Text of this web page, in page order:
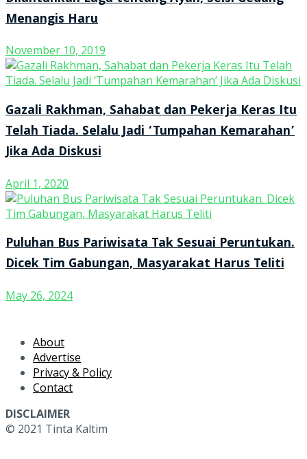
Menangis Haru
November 10, 2019
Gazali Rakhman, Sahabat dan Pekerja Keras Itu
Telah Tiada. Selalu Jadi ‘Tumpahan Kemarahan’
Jika Ada Diskusi
April 1, 2020
Puluhan Bus Pariwisata Tak Sesuai Peruntukan.
Dicek Tim Gabungan, Masyarakat Harus Teliti
May 26, 2024
About
Advertise
Privacy & Policy
Contact
DISCLAIMER
© 2021 Tinta Kaltim